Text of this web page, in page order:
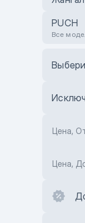
PUCH
Все
Цена,
Цена,